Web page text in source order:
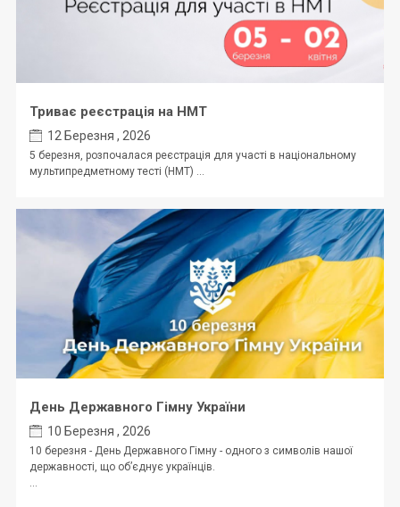
Триває реєстрація на НМТ
12 Березня , 2026
5 березня, розпочалася реєстрація для участі в національному
мультипредметному тесті (НМТ) ...
День Державного Гімну України
10 Березня , 2026
10 березня - День Державного Гімну - одного з символів нашої
державності, що об’єднує українців.
...